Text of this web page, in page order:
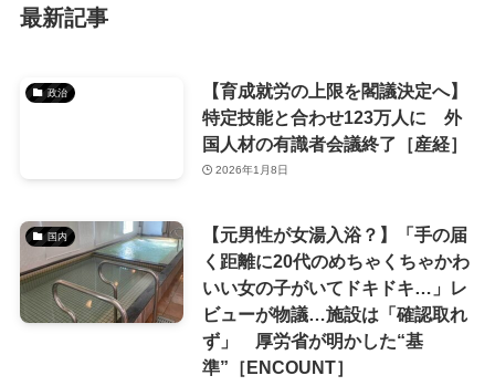
最新記事
政治
【育成就労の上限を閣議決定へ】
特定技能と合わせ123万人に 外
国人材の有識者会議終了［産経］
2026年1月8日
国内
【元男性が女湯入浴？】「手の届
く距離に20代のめちゃくちゃかわ
いい女の子がいてドキドキ…」レ
ビューが物議…施設は「確認取れ
ず」 厚労省が明かした“基
準”［ENCOUNT］